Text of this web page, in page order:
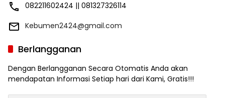
082211602424 || 081327326114
Kebumen2424@gmail.com
Berlangganan
Dengan Berlangganan Secara Otomatis Anda akan
mendapatan Informasi Setiap hari dari Kami, Gratis!!!